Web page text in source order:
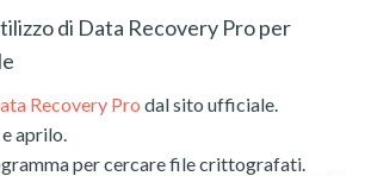
di Data Recovery Pro per
Recovery Pro dal sito ufficiale.
aprilo.
per cercare file crittografati.